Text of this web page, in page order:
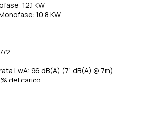
12.1 KW
10.8 KW
2
LwA: 96 dB(A) (71 dB(A) @ 7m)
del carico